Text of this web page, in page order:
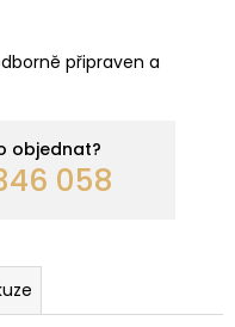
připraven a
objednat?
058